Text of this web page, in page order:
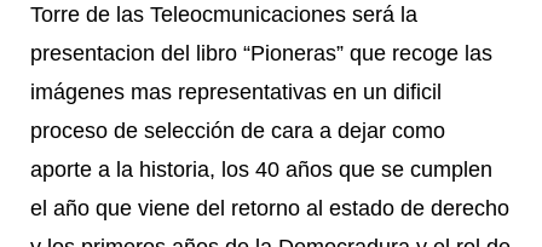
Torre de las Teleocmunicaciones será la
presentacion del libro “Pioneras” que recoge las
imágenes mas representativas en un dificil
proceso de selección de cara a dejar como
aporte a la historia, los 40 años que se cumplen
el año que viene del retorno al estado de derecho